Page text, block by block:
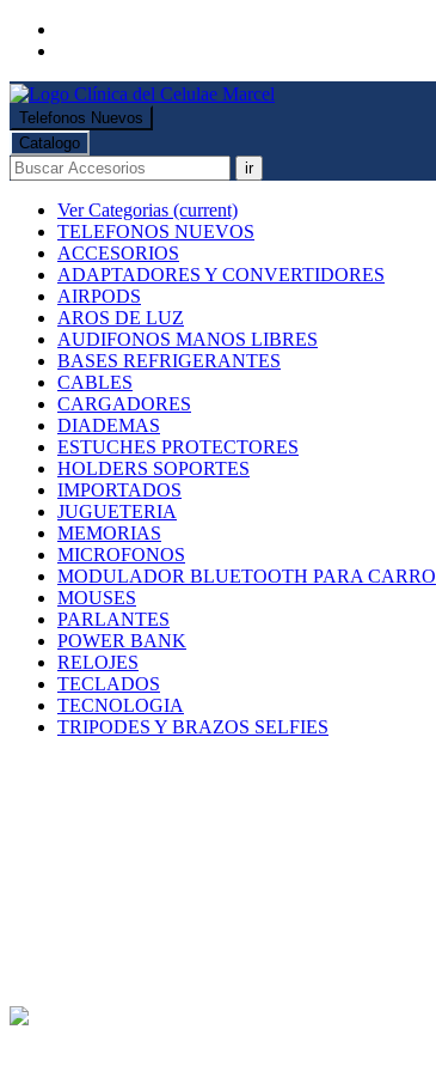
Telefonos Nuevos
Catalogo
ir
Ver Categorias (current)
TELEFONOS NUEVOS
ACCESORIOS
ADAPTADORES Y CONVERTIDORES
AIRPODS
AROS DE LUZ
AUDIFONOS MANOS LIBRES
BASES REFRIGERANTES
CABLES
CARGADORES
DIADEMAS
ESTUCHES PROTECTORES
HOLDERS SOPORTES
IMPORTADOS
JUGUETERIA
MEMORIAS
MICROFONOS
MODULADOR BLUETOOTH PARA CARRO
MOUSES
PARLANTES
POWER BANK
RELOJES
TECLADOS
TECNOLOGIA
TRIPODES Y BRAZOS SELFIES